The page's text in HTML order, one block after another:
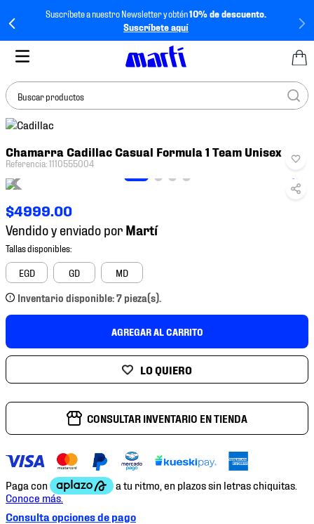
Suscríbete a nuestro Newsletter y obtén10% de descuento.
Suscríbete aquí
Buscar productos
Chamarra Cadillac Casual Formula 1 Team Unisex
Referencia:1110555004
$4999.00
Vendido y enviado por
EGD GD MD
Inventario disponible: 7 pieza(s).
AGREGAR AL CARRITO
CONSULTAR INVENTARIO EN TIENDA
Consulta opciones de pago
BUSCADOS
tenis
4.
tenis futbol
.
6.
mochila
8.
chivas